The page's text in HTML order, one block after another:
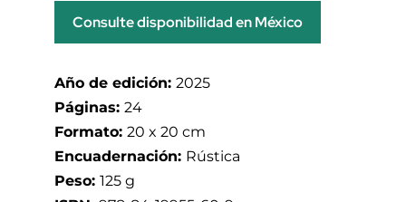
Consulte disponibilidad en México
Año de edición: 2025
Páginas: 24
Formato: 20 x 20 cm
Encuadernación: Rústica
Peso: 125 g